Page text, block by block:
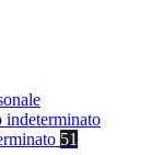
indeterminato
51